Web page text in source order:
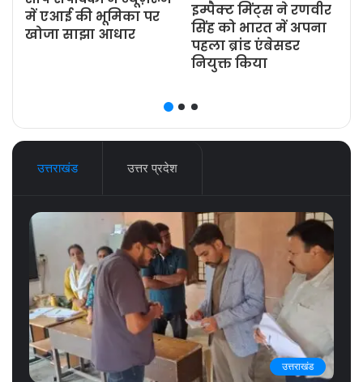
में एआई की भूमिका पर
खोजा साझा आधार
इम्पैक्ट मिंट्स ने रणवीर
सिंह को भारत में अपना
पहला ब्रांड एंबेसडर
नियुक्त किया
उत्तराखंड उत्तर प्रदेश
उत्तराखंड